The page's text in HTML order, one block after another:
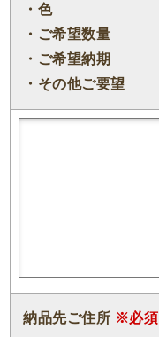
・色
・ご希望数量
・ご希望納期
・その他ご要望
納品先ご住所 ※必須